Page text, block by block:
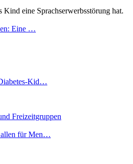
Kind eine Sprachserwerbsstörung hat.
Eine …
Kid…
Freizeitgruppen
für Men…